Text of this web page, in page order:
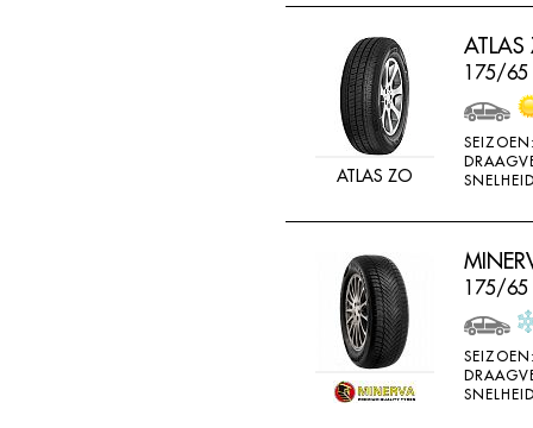
ATLAS ZO
175/65
175/65